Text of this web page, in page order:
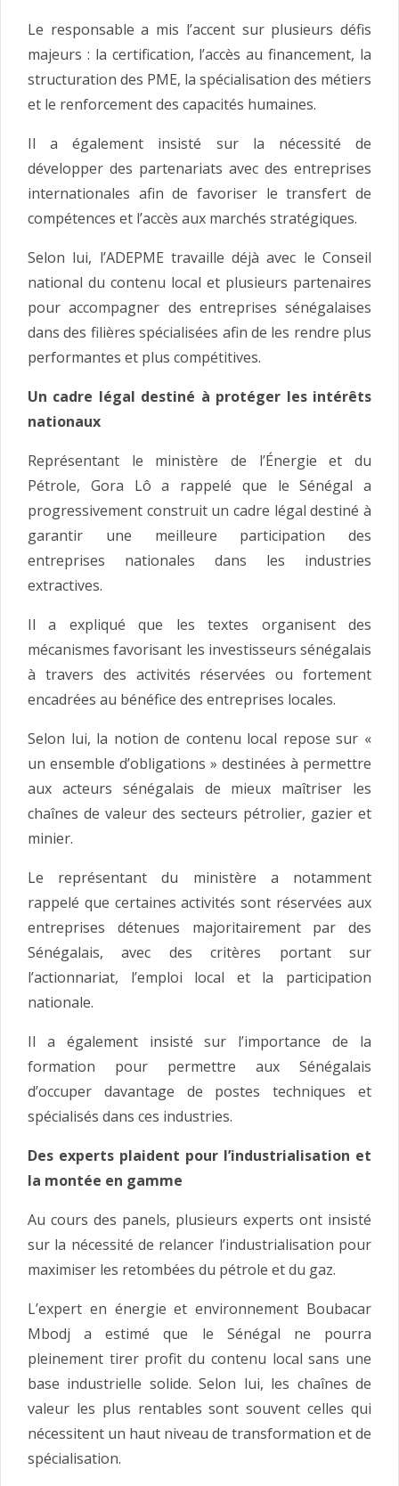
Le responsable a mis l’accent sur plusieurs défis
majeurs : la certification, l’accès au financement, la
structuration des PME, la spécialisation des métiers
et le renforcement des capacités humaines.
Il a également insisté sur la nécessité de
développer des partenariats avec des entreprises
internationales afin de favoriser le transfert de
compétences et l’accès aux marchés stratégiques.
Selon lui, l’ADEPME travaille déjà avec le Conseil
national du contenu local et plusieurs partenaires
pour accompagner des entreprises sénégalaises
dans des filières spécialisées afin de les rendre plus
performantes et plus compétitives.
Un cadre légal destiné à protéger les intérêts
nationaux
Représentant le ministère de l’Énergie et du
Pétrole, Gora Lô a rappelé que le Sénégal a
progressivement construit un cadre légal destiné à
garantir une meilleure participation des
entreprises nationales dans les industries
extractives.
Il a expliqué que les textes organisent des
mécanismes favorisant les investisseurs sénégalais
à travers des activités réservées ou fortement
encadrées au bénéfice des entreprises locales.
Selon lui, la notion de contenu local repose sur «
un ensemble d’obligations » destinées à permettre
aux acteurs sénégalais de mieux maîtriser les
chaînes de valeur des secteurs pétrolier, gazier et
minier.
Le représentant du ministère a notamment
rappelé que certaines activités sont réservées aux
entreprises détenues majoritairement par des
Sénégalais, avec des critères portant sur
l’actionnariat, l’emploi local et la participation
nationale.
Il a également insisté sur l’importance de la
formation pour permettre aux Sénégalais
d’occuper davantage de postes techniques et
spécialisés dans ces industries.
Des experts plaident pour l’industrialisation et
la montée en gamme
Au cours des panels, plusieurs experts ont insisté
sur la nécessité de relancer l’industrialisation pour
maximiser les retombées du pétrole et du gaz.
L’expert en énergie et environnement Boubacar
Mbodj a estimé que le Sénégal ne pourra
pleinement tirer profit du contenu local sans une
base industrielle solide. Selon lui, les chaînes de
valeur les plus rentables sont souvent celles qui
nécessitent un haut niveau de transformation et de
spécialisation.